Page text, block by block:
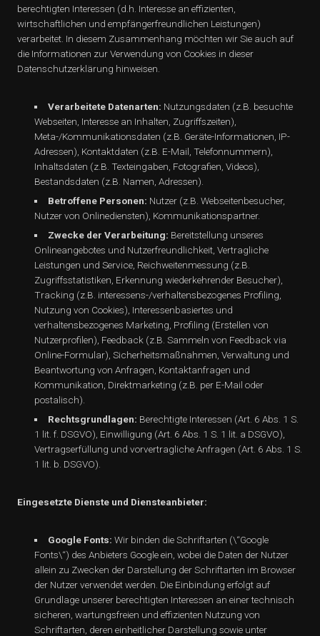
berechtigten Interessen (d.h. Interesse an effizienten,
wirtschaftlichen und empfängerfreundlichen Leistungen)
verarbeitet. In diesem Zusammenhang möchten wir Sie auch auf
die Informationen zur Verwendung von Cookies in dieser
Datenschutzerklärung hinweisen.
Verarbeitete Datenarten: Nutzungsdaten (z.B. besuchte
Webseiten, Interesse an Inhalten, Zugriffszeiten),
Meta-/Kommunikationsdaten (z.B. Geräte-Informationen, IP-
Adressen), Kontaktdaten (z.B. E-Mail, Telefonnummern),
Inhaltsdaten (z.B. Texteingaben, Fotografien, Videos),
Bestandsdaten (z.B. Namen, Adressen).
Betroffene Personen: Nutzer (z.B. Webseitenbesucher,
Nutzer von Onlinediensten), Kommunikationspartner.
Zwecke der Verarbeitung: Bereitstellung unseres
Onlineangebotes und Nutzerfreundlichkeit, Vertragliche
Leistungen und Service, Reichweitenmessung (z.B.
Zugriffsstatistiken, Erkennung wiederkehrender Besucher),
Tracking (z.B. interessens-/verhaltensbezogenes Profiling,
Nutzung von Cookies), Interessenbasiertes und
verhaltensbezogenes Marketing, Profiling (Erstellen von
Nutzerprofilen), Feedback (z.B. Sammeln von Feedback via
Online-Formular), Sicherheitsmaßnahmen, Verwaltung und
Beantwortung von Anfragen, Kontaktanfragen und
Kommunikation, Direktmarketing (z.B. per E-Mail oder
postalisch).
Rechtsgrundlagen: Berechtigte Interessen (Art. 6 Abs. 1 S.
1 lit. f. DSGVO), Einwilligung (Art. 6 Abs. 1 S. 1 lit. a DSGVO),
Vertragserfüllung und vorvertragliche Anfragen (Art. 6 Abs. 1 S.
1 lit. b. DSGVO).
Eingesetzte Dienste und Diensteanbieter:
Google Fonts: Wir binden die Schriftarten (\“Google
Fonts\“) des Anbieters Google ein, wobei die Daten der Nutzer
allein zu Zwecken der Darstellung der Schriftarten im Browser
der Nutzer verwendet werden. Die Einbindung erfolgt auf
Grundlage unserer berechtigten Interessen an einer technisch
sicheren, wartungsfreien und effizienten Nutzung von
Schriftarten, deren einheitlicher Darstellung sowie unter